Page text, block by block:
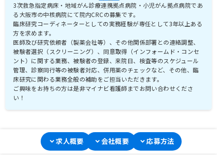
3次救急指定病床・地域がん診療連携拠点病院・小児がん拠点病院であ
る大阪市の中核病院にて院内CRCの募集です。
臨床研究コーディネーターとしての実務経験が専任として3年以上ある
方を求めます。
医師及び研究依頼者（製薬会社等）、その他関係部署との連絡調整、
被験者選択（スクリーニング）、同意取得（インフォームド・コンセ
ント）に関する業務、被験者の登録、来院日、検査等のスケジュール
管理、診察同行等の被験者対応、併用薬のチェックなど、その他、臨
床研究に関わる業務全般の補助をご担当いただきます。
ご興味をお持ちの方は是非マイナビ看護師までお問い合わせくださ
い！
求人概要 会社概要 応募方法